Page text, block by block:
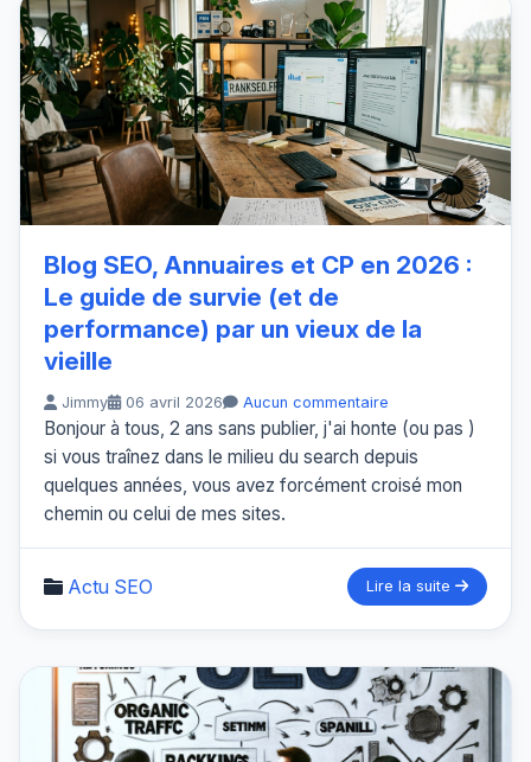
Blog SEO, Annuaires et CP en 2026 :
Le guide de survie (et de
performance) par un vieux de la
vieille
Jimmy 06 avril 2026 Aucun commentaire
Bonjour à tous, 2 ans sans publier, j'ai honte (ou pas )
si vous traînez dans le milieu du search depuis
quelques années, vous avez forcément croisé mon
chemin ou celui de mes sites.
Actu SEO Lire la suite